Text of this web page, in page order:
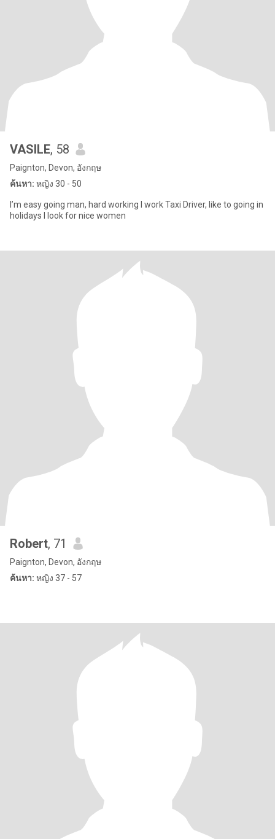
VASILE, 58
Paignton, Devon, อังกฤษ
ค้นหา: หญิง 30 - 50
I’m easy going man, hard working I work Taxi Driver, like to going in
holidays I look for nice women
Robert, 71
Paignton, Devon, อังกฤษ
ค้นหา: หญิง 37 - 57